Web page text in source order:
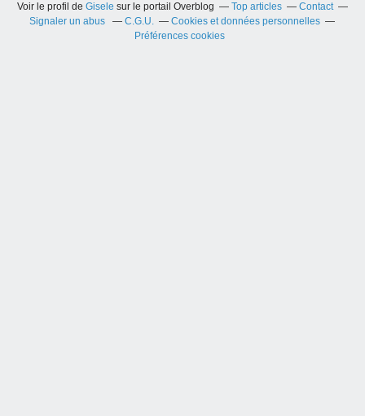
Voir le profil de Gisele sur le portail Overblog Top articles
Contact
Signaler un abus
C.G.U.
Cookies et données personnelles
Préférences cookies